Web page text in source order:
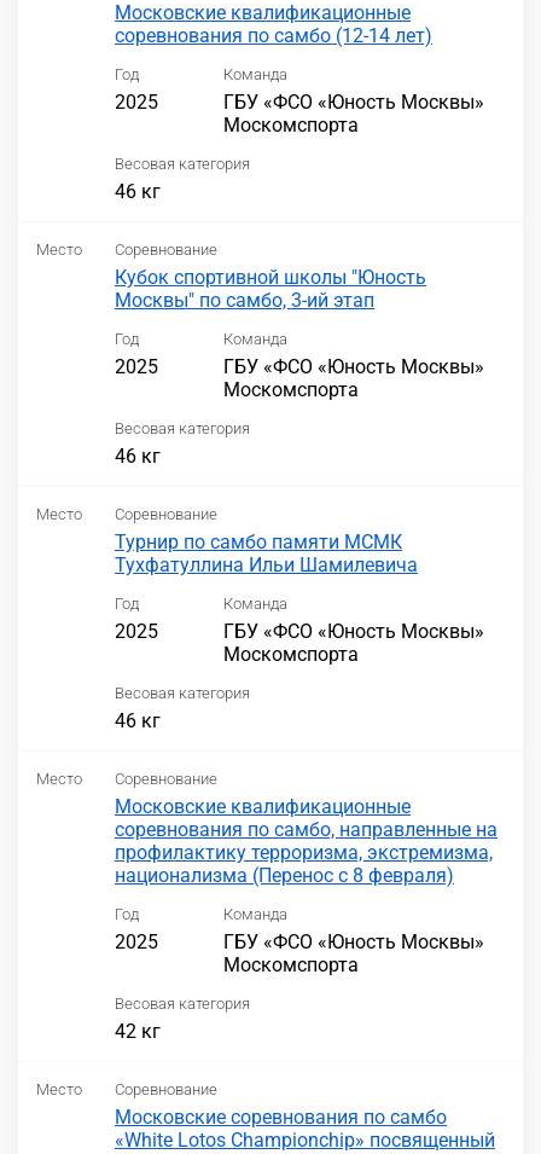
Московские квалификационные
соревнования по самбо (12-14 лет)
Год
2025
Команда
ГБУ «ФСО «Юность Москвы»
Москомспорта
Весовая категория
46 кг
Место Соревнование
Кубок спортивной школы "Юность
Москвы" по самбо, 3-ий этап
Год
2025
Команда
ГБУ «ФСО «Юность Москвы»
Москомспорта
Весовая категория
46 кг
Место Соревнование
Турнир по самбо памяти МСМК
Тухфатуллина Ильи Шамилевича
Год
2025
Команда
ГБУ «ФСО «Юность Москвы»
Москомспорта
Весовая категория
46 кг
Место Соревнование
Московские квалификационные
соревнования по самбо, направленные на
профилактику терроризма, экстремизма,
национализма (Перенос с 8 февраля)
Год
2025
Команда
ГБУ «ФСО «Юность Москвы»
Москомспорта
Весовая категория
42 кг
Место Соревнование
Московские соревнования по самбо
«White Lotos Championchip» посвященный